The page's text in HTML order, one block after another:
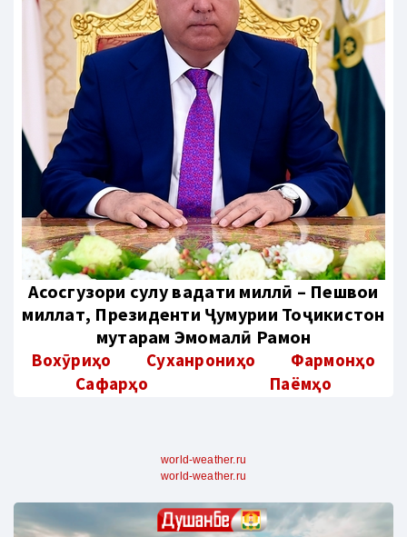
Aсосгузори сулҳу ваҳдати миллӣ – Пешвои
миллат, Президенти Ҷумҳурии Тоҷикистон
муҳтарам Эмомалӣ Раҳмон
Вохӯриҳо Суханрониҳо
Фармонҳо
Сафарҳо
Паёмҳо
world-weather.ru
world-weather.ru